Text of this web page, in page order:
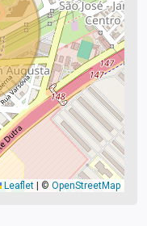
Leaflet © OpenStreetMap